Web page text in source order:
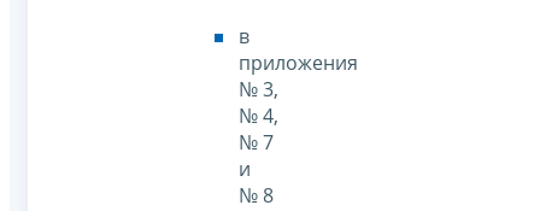
в
приложения
№ 3,
№ 4,
№ 7
и
№ 8